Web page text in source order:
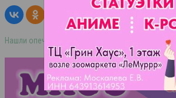
Нашли опечатку в тексте? Выделите её и